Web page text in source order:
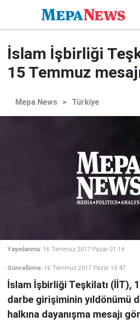
İslam İşbirliği
15 Temmuz
Mepa News > Türkiye
Yayınlanma: 16 Temmuz 2017 Pazar 01:16
Güncelleme: 16 Temmuz 2017 Pazar 10:47
İslam İşbirliği Teşkilatı (İİT),
darbe girişiminin yıldönümü
halkına dayanışma mesajı